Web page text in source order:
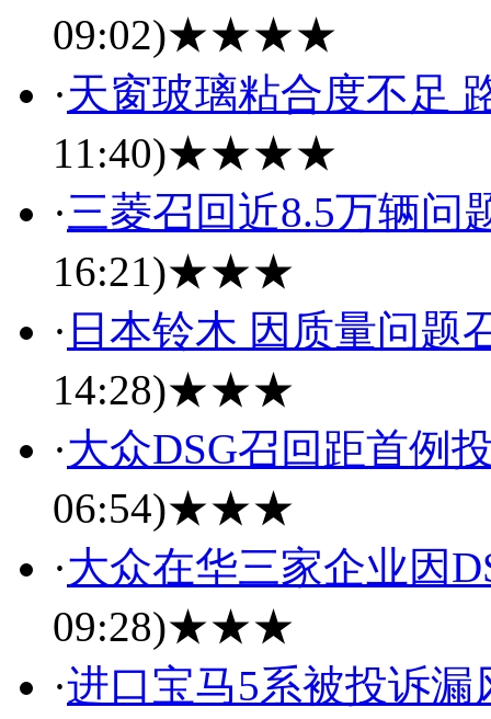
09:02)★★★★
·天窗玻璃粘合度不足
11:40)★★★★
·三菱召回近8.5万辆问
16:21)★★★
· 日本铃木 因质量问题
14:28)★★★
·大众DSG召回距首例
06:54)★★★
·大众在华三家企业因
09:28)★★★
·进口宝马5系被投诉